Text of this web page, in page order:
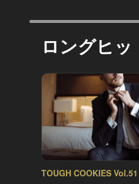
ロングヒッ
TOUGH COOKIES Vol.51